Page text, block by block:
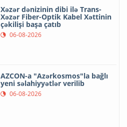
Xəzər dənizinin dibi ilə Trans-
Xəzər Fiber-Optik Kabel Xəttinin
çəkilişi başa çatıb
06-08-2026
AZCON-a "Azərkosmos"la bağlı
yeni səlahiyyətlər verilib
06-08-2026